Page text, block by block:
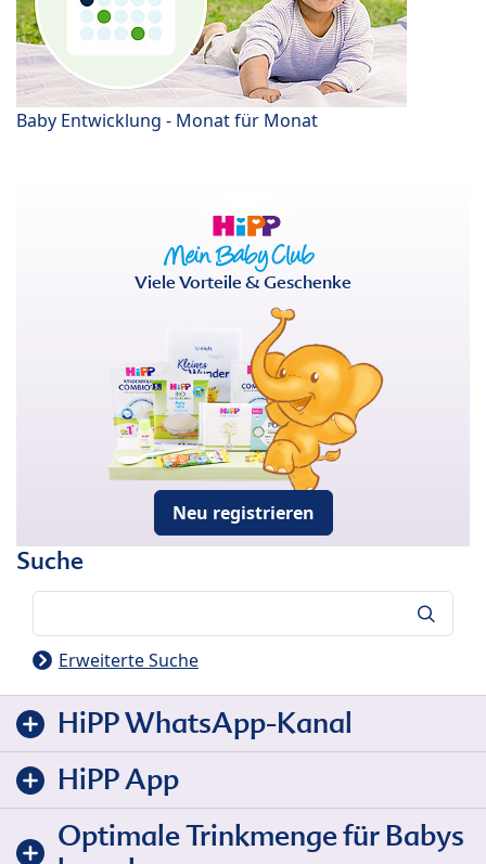
Baby Entwicklung - Monat für Monat
Viele Vorteile & Geschenke
Neu registrieren
Suche
Erweiterte Suche
HiPP WhatsApp-Kanal
HiPP App
Optimale Trinkmenge für Babys